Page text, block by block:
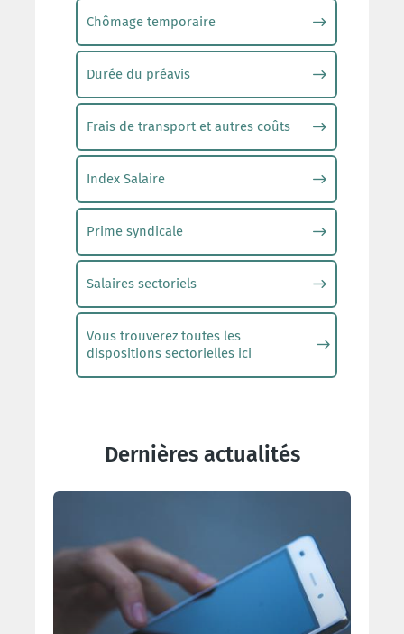
Chômage temporaire
Durée du préavis
Frais de transport et autres coûts
Index Salaire
Prime syndicale
Salaires sectoriels
Vous trouverez toutes les
dispositions sectorielles ici
Dernières actualités